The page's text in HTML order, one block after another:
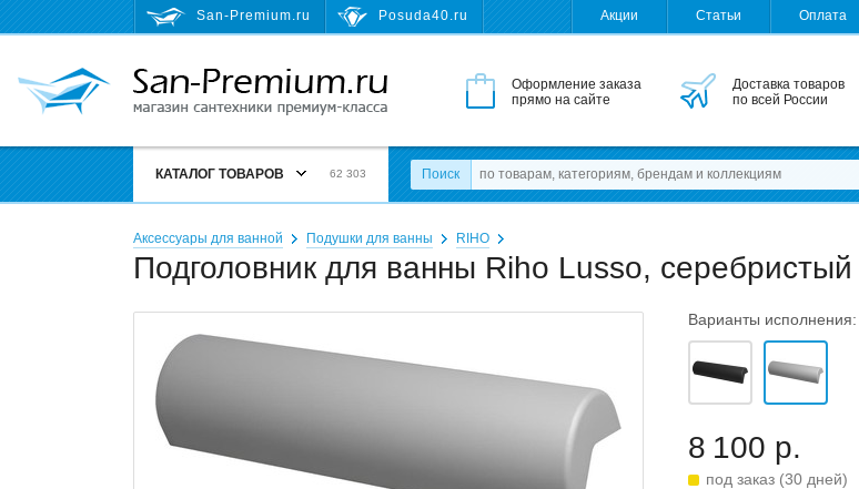
San-Premium.ru Posuda40.ru Акции Статьи Оплата
Оформление заказа
прямо на сайте
Доставка товаров
по всей России
КАТАЛОГ ТОВАРОВ 62 303 Поиск
Аксессуары для ванной Подушки для ванны RIHO
Подголовник для ванны Riho Lusso, серебристый
Варианты исполнения:
8 100 р.
под заказ (30 дней)